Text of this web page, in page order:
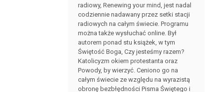
radiowy, Renewing your mind, jest nadal
codziennie nadawany przez setki stacji
radiowych na całym świecie. Programu
można także wysłuchać online. Był
autorem ponad stu książek, w tym
Świętość Boga, Czy jesteśmy razem?
Katolicyzm okiem protestanta oraz
Powody, by wierzyć. Ceniono go na
całym świecie ze względu na wyrazistą
obronę bezbłędności Pisma Świętego i